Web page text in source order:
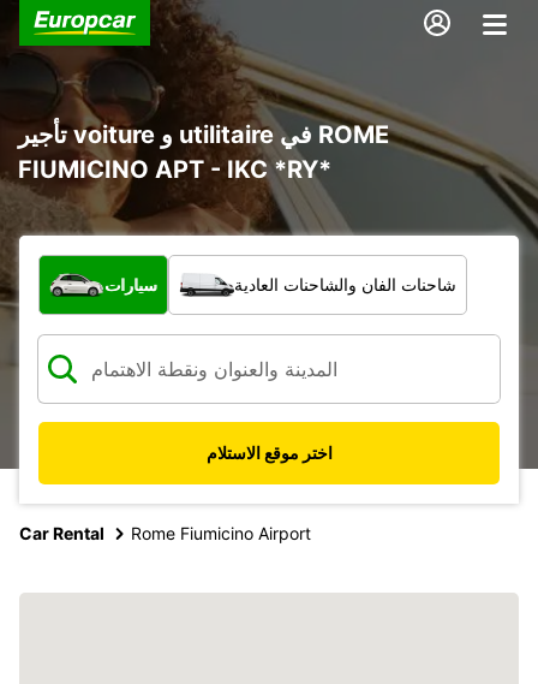
تأجير voiture و utilitaire في ROME
FIUMICINO APT - IKC *RY*
ما نوع المركبة؟
سيارات شاحنات الفان والشاحنات العادية
اختر موقع الاستلام
Car Rental Rome Fiumicino Airport